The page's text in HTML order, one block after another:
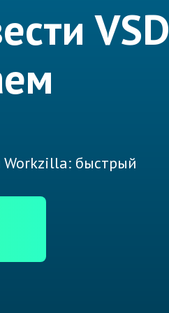
VSD
Workzilla: быстрый